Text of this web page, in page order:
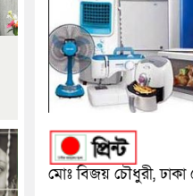
মোঃ বিজয় চৌধুরী, ঢাকা